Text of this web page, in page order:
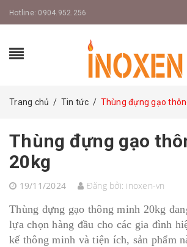
Hotline: 0904.952.256
Trang chủ / Tin tức / Thùng đựng gạo
Thùng đựng gạo
20kg
19/11/2024 Đăng bởi: inoxen-vn
Thùng đựng gạo thông minh 20kg
lựa chọn hàng đầu cho các gia đình
kế thông minh và tiện ích, sản phẩm